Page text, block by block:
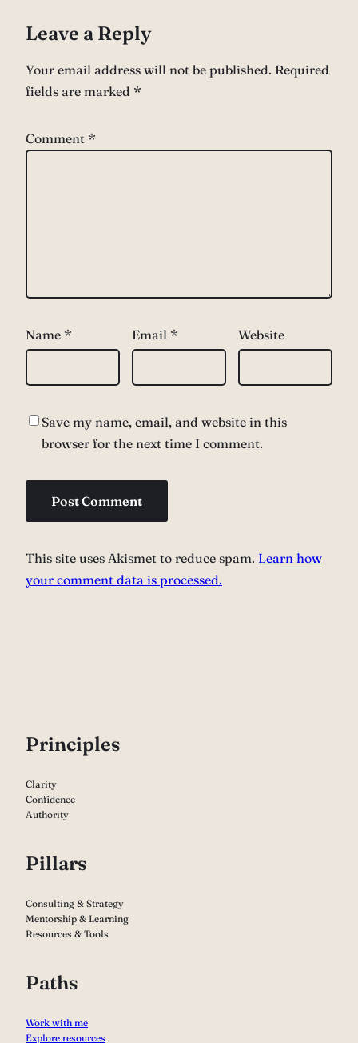
Leave a Reply
Your email address will not be published. Required
fields are marked *
Comment *
Name * Email * Website
Save my name, email, and website in this
browser for the next time I comment.
This site uses Akismet to reduce spam. Learn how
your comment data is processed.
Principles
Clarity
Confidence
Authority
Pillars
Consulting & Strategy
Mentorship & Learning
Resources & Tools
Paths
Work with me
Explore resources